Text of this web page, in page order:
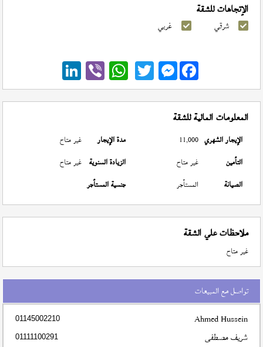
الإتجاهات للشقة
شرقي غربي
Messenger
المعلومات المالية للشقة
الإيجار الشهري 11,000 مدة الإيجار
غير متاح
التأمين
غير متاح الزيادة السنوية غير متاح
الصيانة
المستأجر جنسية المستأجر
ملاحظات علي الشقة
غير متاح
تواصل مع المبيعات
Ahmed Hussein
01145002210
شريف مصطفى 01111100291